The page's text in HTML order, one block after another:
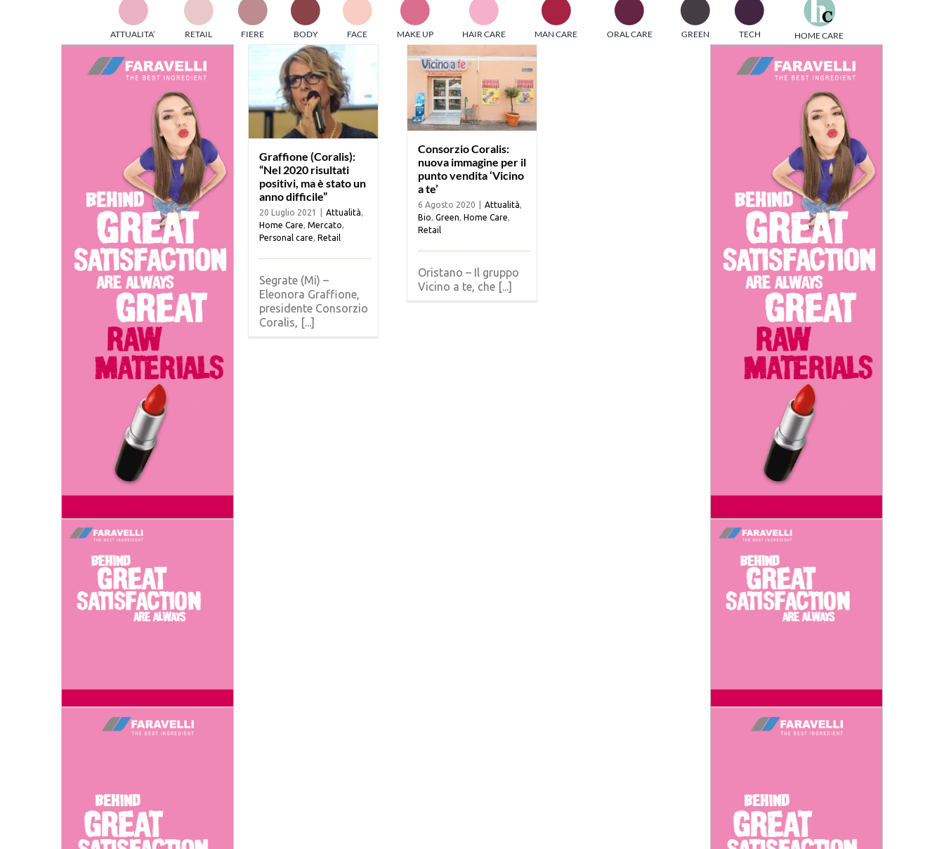
TESPI MEDIAGROUP racchiude un pool di società di comunicazione
ed editrici specializzate nell’informazione b2b. Edizioni Turbo, in
particolare, attraverso numerose riviste verticali, fornisce strumenti di
informazione che coinvolgono gli attori nei settori beauty, food,
technology, entertainment e sport.
Stay tuned!
LE RIVISTE
ATTUALITA’ RETAIL FIERE BODY FACE MAKE UP HAIR CARE MAN CARE ORAL CARE GREEN TECH HOME CARE
Graffione (Coralis):
“Nel 2020 risultati
positivi, ma è stato
un anno difficile”
Graffione (Coralis):
“Nel 2020 risultati
positivi, ma è stato un
anno difficile”
20 Luglio 2021 Attualità
Home Care Mercato
Personal care Retail
Segrate (Mi) –
Eleonora Graffione,
presidente Consorzio
Coralis, [...]
‘Vicino a te’
Consorzio Coralis:
nuova immagine per il
punto vendita ‘Vicino
a te’
6 Agosto 2020 Attualità,
Bio, Green, Home Care,
Retail
Oristano – Il gruppo
Vicino a te, che [...]